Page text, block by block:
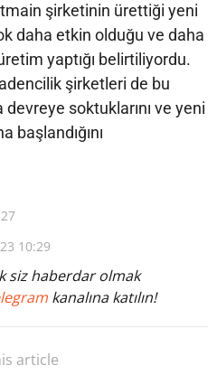
şirketinin ürettiği yeni
daha etkin olduğu ve daha
yaptığı belirtiliyordu.
şirketleri de bu
soktuklarını ve yeni
başlandığını
10:29
siz haberdar olmak
kanalına katılın!
article